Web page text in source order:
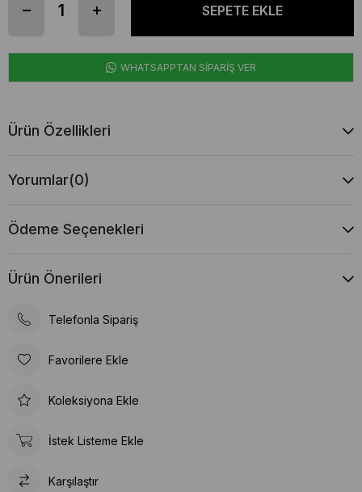
WHATSAPPTAN SİPARİŞ VER
Ürün Özellikleri
Yorumlar(0)
Ödeme Seçenekleri
Ürün Önerileri
Telefonla Sipariş
Favorilere Ekle
Koleksiyona Ekle
İstek Listeme Ekle
Karşılaştır